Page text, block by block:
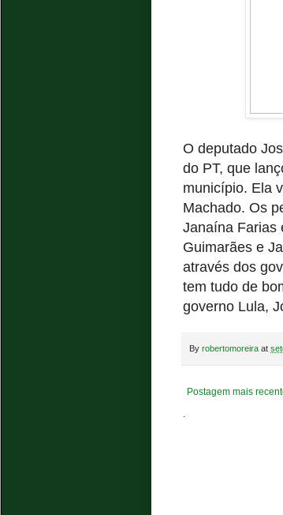
O deputado
do PT, que
município. Ela
Machado. Os
Janaína Farias
Guimarães e
através dos
tem tudo de
governo Lula,
By robertomoreira at
Postagem mais
.